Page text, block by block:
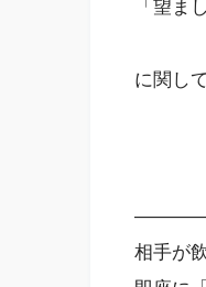
「望ま
に関し
相手が